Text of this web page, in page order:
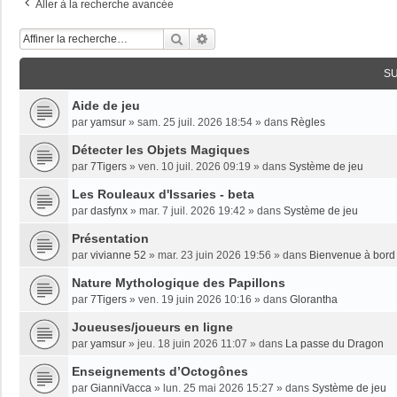
Aller à la recherche avancée
Rechercher
Aide de jeu
par yamsur » sam. 25 juil. 2026 18:54 » dans Règles
Détecter les Objets Magiques
par 7Tigers » ven. 10 juil. 2026 09:19 » dans Système de jeu
Les Rouleaux d'Issaries - beta
par dasfynx » mar. 7 juil. 2026 19:42 » dans Système de jeu
Présentation
par vivianne 52 » mar. 23 juin 2026 19:56 » dans Bienvenue à bord
Nature Mythologique des Papillons
par 7Tigers » ven. 19 juin 2026 10:16 » dans Glorantha
Joueuses/joueurs en ligne
par yamsur » jeu. 18 juin 2026 11:07 » dans La passe du Dragon
Enseignements dʼOctogônes
par GianniVacca » lun. 25 mai 2026 15:27 » dans Système de jeu